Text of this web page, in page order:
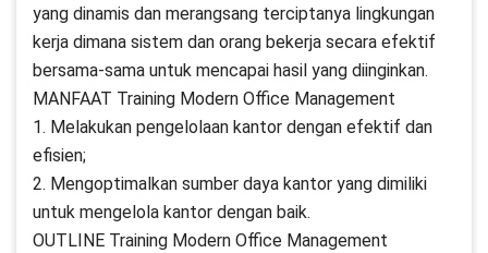
yang dinamis dan merangsang terciptanya lingkungan
kerja dimana sistem dan orang bekerja secara efektif
bersama-sama untuk mencapai hasil yang diinginkan.
MANFAAT Training Modern Office Management
1. Melakukan pengelolaan kantor dengan efektif dan
efisien;
2. Mengoptimalkan sumber daya kantor yang dimiliki
untuk mengelola kantor dengan baik.
OUTLINE Training Modern Office Management